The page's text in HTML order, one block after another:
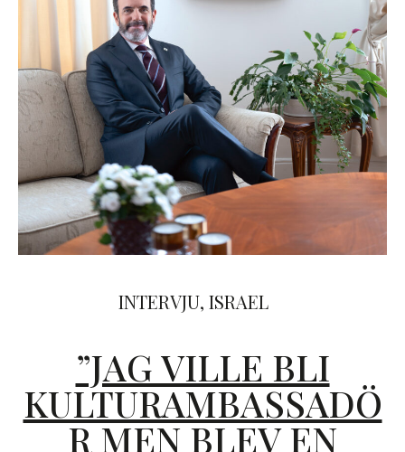
INTERVJU, ISRAEL
”JAG VILLE BLI
KULTURAMBASSADÖ
R MEN BLEV EN